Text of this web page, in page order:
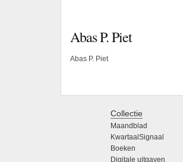
Abas P. Piet
Abas P. Piet
Collectie
Maandblad
KwartaalSignaal
Boeken
Digitale uitgaven